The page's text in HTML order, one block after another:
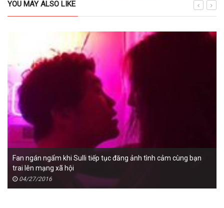
YOU MAY ALSO LIKE
Fan ngán ngẩm khi Sulli tiếp tục đăng ảnh tình cảm cùng bạn
trai lên mạng xã hội
04/27/2016